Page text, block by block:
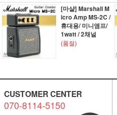
[마샬] Marshall M
icro Amp MS-2C /
휴대용/ 미니앰프/
1watt / 2채널
(품절)
CUSTOMER CENTER
070-8114-5150